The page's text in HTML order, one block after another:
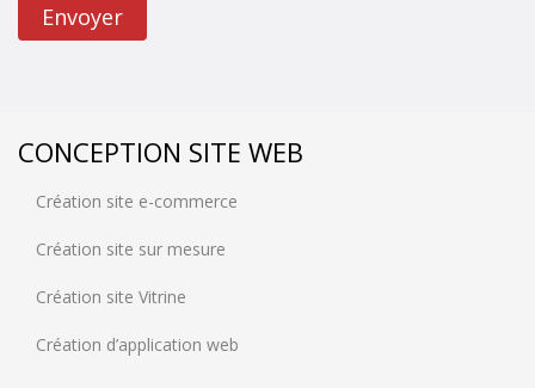
Envoyer
CONCEPTION SITE WEB
Création site e-commerce
Création site sur mesure
Création site Vitrine
Création d’application web